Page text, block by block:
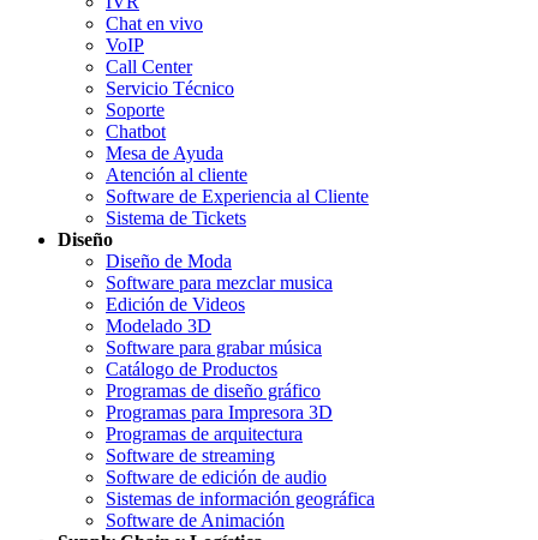
Chat en vivo
VoIP
Call Center
Servicio Técnico
Soporte
Chatbot
Mesa de Ayuda
Atención al cliente
Software de Experiencia al Cliente
Sistema de Tickets
Diseño
Diseño de Moda
Software para mezclar musica
Edición de Videos
Modelado 3D
Software para grabar música
Catálogo de Productos
Programas de diseño gráfico
Programas para Impresora 3D
Programas de arquitectura
Software de streaming
Software de edición de audio
Sistemas de información geográfica
Software de Animación